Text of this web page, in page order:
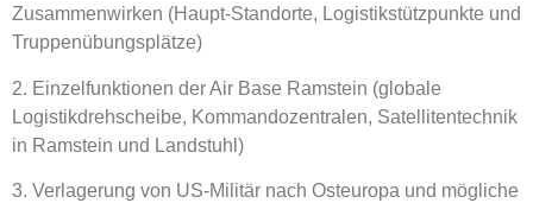
Zusammenwirken (Haupt-Standorte, Logistikstützpunkte und
Truppenübungsplätze)
2. Einzelfunktionen der Air Base Ramstein (globale
Logistikdrehscheibe, Kommandozentralen, Satellitentechnik
in Ramstein und Landstuhl)
3. Verlagerung von US-Militär nach Osteuropa und mögliche